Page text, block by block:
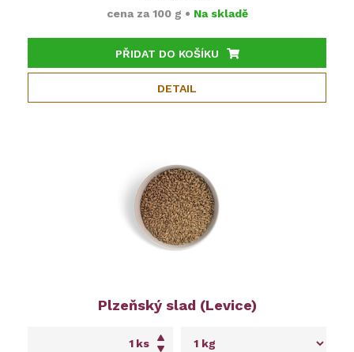
cena za 100 g • Na skladě
PŘIDAT DO KOŠÍKU
DETAIL
Plzeňský slad (Levice)
ks